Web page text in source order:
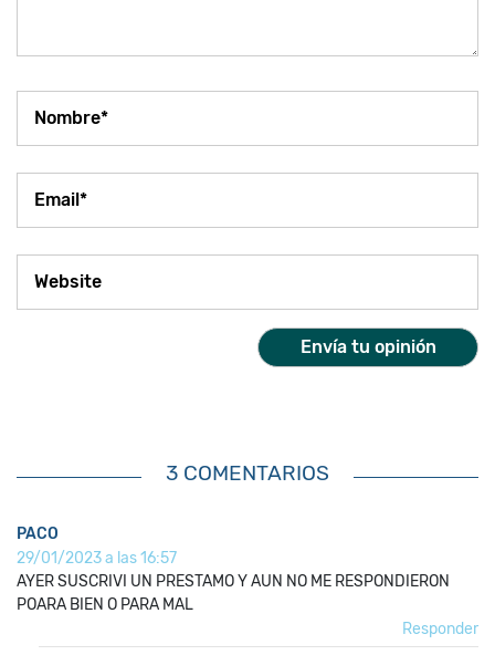
3 COMENTARIOS
PACO
29/01/2023 a las 16:57
AYER SUSCRIVI UN PRESTAMO Y AUN NO ME RESPONDIERON
POARA BIEN O PARA MAL
Responder